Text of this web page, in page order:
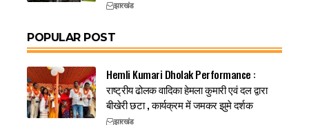
झारखंड
POPULAR POST
Hemli Kumari Dholak Performance :
राष्ट्रीय ढोलक वादिका हेमला कुमारी एवं दल द्वारा
बीखेरी छटा , कार्यक्रम में जमकर झुमे दर्शक
झारखंड